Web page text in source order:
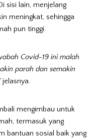
sisi lain, menjelang
meningkat, sehingga
pun tinggi.
Covid-19 ini malah
parah dan semakin
jelasnya.
mengimbau untuk
termasuk yang
bantuan sosial baik yang